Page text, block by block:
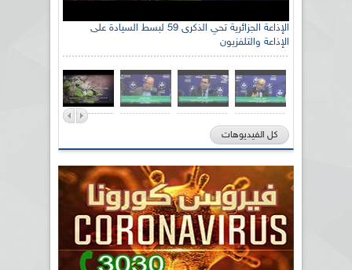
الإذاعة الجزائرية تحي الذكرى 59 لبسط السيادة على
الإذاعة والتلفزيون
كل الفيديوهات